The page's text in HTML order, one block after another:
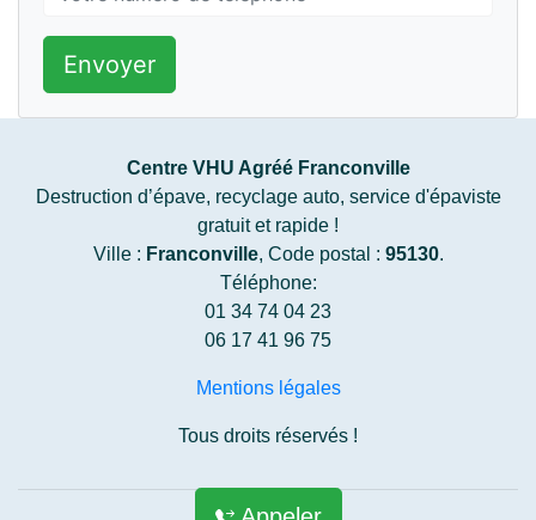
Envoyer
Centre VHU Agréé Franconville
Destruction d’épave, recyclage auto, service d'épaviste
gratuit et rapide !
Ville : Franconville, Code postal : 95130.
Téléphone:
01 34 74 04 23
06 17 41 96 75
Mentions légales
Tous droits réservés !